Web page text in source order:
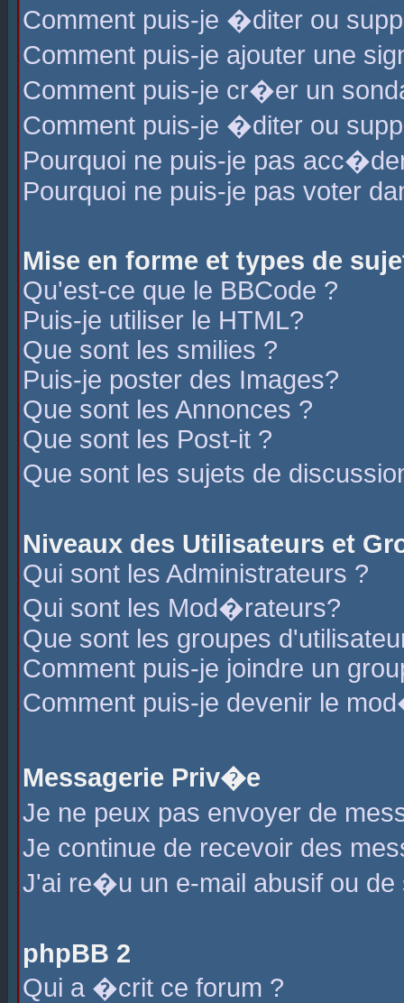
Comment puis-je �diter ou
Comment puis-je ajouter une
Comment puis-je cr�er un
Comment puis-je �diter ou
Pourquoi ne puis-je pas
Pourquoi ne puis-je pas voter
Mise en forme et types de
Qu'est-ce que le BBCode ?
Puis-je utiliser le HTML?
Que sont les smilies ?
Puis-je poster des Images?
Que sont les Annonces ?
Que sont les Post-it ?
Que sont les sujets de
Niveaux des Utilisateurs et
Qui sont les Administrateurs ?
Qui sont les Mod�rateurs?
Que sont les groupes
Comment puis-je joindre un
Comment puis-je devenir le
Messagerie Priv�e
Je ne peux pas envoyer de
Je continue de recevoir des
J'ai re�u un e-mail abusif ou de
phpBB 2
Qui a �crit ce forum ?